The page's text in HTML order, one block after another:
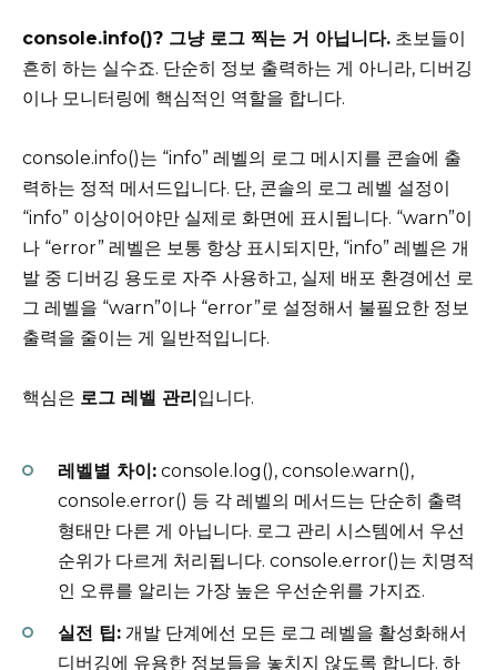
console.info()? 그냥 로그 찍는 거 아닙니다. 초보들이
흔히 하는 실수죠. 단순히 정보 출력하는 게 아니라, 디버깅
이나 모니터링에 핵심적인 역할을 합니다.
console.info()는 “info” 레벨의 로그 메시지를 콘솔에 출
력하는 정적 메서드입니다. 단, 콘솔의 로그 레벨 설정이
“info” 이상이어야만 실제로 화면에 표시됩니다. “warn”이
나 “error” 레벨은 보통 항상 표시되지만, “info” 레벨은 개
발 중 디버깅 용도로 자주 사용하고, 실제 배포 환경에선 로
그 레벨을 “warn”이나 “error”로 설정해서 불필요한 정보
출력을 줄이는 게 일반적입니다.
핵심은 로그 레벨 관리 입니다.
레벨별 차이: console.log(), console.warn(),
console.error() 등 각 레벨의 메서드는 단순히 출력
형태만 다른 게 아닙니다. 로그 관리 시스템에서 우선
순위가 다르게 처리됩니다. console.error()는 치명적
인 오류를 알리는 가장 높은 우선순위를 가지죠.
실전 팁: 개발 단계에선 모든 로그 레벨을 활성화해서
디버깅에 유용한 정보들을 놓치지 않도록 합니다. 하